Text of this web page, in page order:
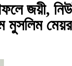
জয়ী,
মুসলিম